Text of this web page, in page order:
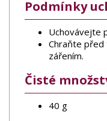
Podmínky
Uchovávejte
Chraňte před
zářením.
Čisté
40 g